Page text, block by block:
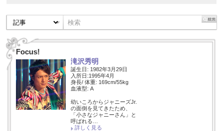
Focus!
滝沢秀明
誕生日: 1982年3月29日
入所日:1995年4月
身長/ 体重: 169cm/55kg
血液型: A
幼いころからジャニーズJr.
の面倒を見てきたため、
「小さなジャニーさん」と
呼ばれる…
詳しく見る